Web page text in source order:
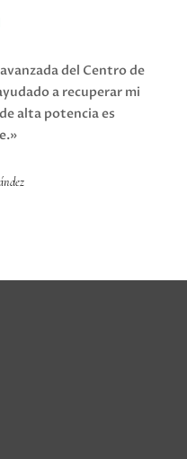
del Centro de
a recuperar mi
alta potencia es